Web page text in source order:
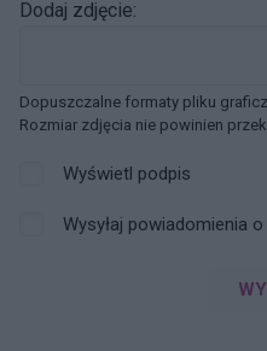
Dodaj zdjęcie:
Dopuszczalne formaty pliku
Rozmiar zdjęcia nie powinien
Wyświetl podpis
Wysyłaj powiadomienia